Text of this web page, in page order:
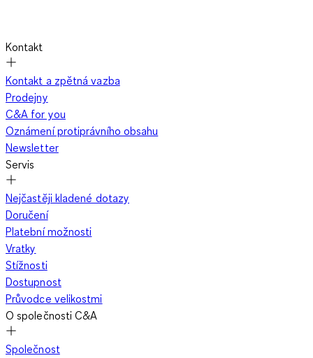
Kontakt
Kontakt a zpětná vazba
Prodejny
C&A for you
Oznámení protiprávního obsahu
Newsletter
Servis
Nejčastěji kladené dotazy
Doručení
Platební možnosti
Vratky
Stížnosti
Dostupnost
Průvodce velikostmi
O společnosti C&A
Společnost